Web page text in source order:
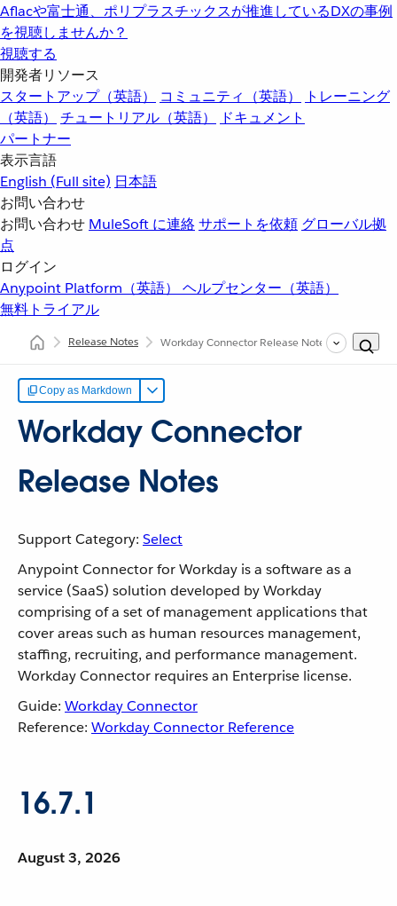
Aflacや富士通、ポリプラスチックスが推進しているDXの事例
を視聴しませんか？
視聴する
開発者リソース
スタートアップ（英語）
コミュニティ（英語）
トレーニング
（英語）
チュートリアル（英語）
ドキュメント
パートナー
表示言語
English (Full site) 日本語
お問い合わせ
お問い合わせ MuleSoft に連絡サポートを依頼 グローバル拠
点
ログイン
Anypoint Platform（英語） ヘルプセンター（英語）
無料トライアル
Release Notes Workday Connector Release Notes
Copy as Markdown
Workday Connector
Release Notes
Support Category: Select
Anypoint Connector for Workday is a software as a
service (SaaS) solution developed by Workday
comprising of a set of management applications that
cover areas such as human resources management,
staffing, recruiting, and performance management.
Workday Connector requires an Enterprise license.
Guide: Workday Connector
Reference: Workday Connector Reference
16.7.1
August 3, 2026